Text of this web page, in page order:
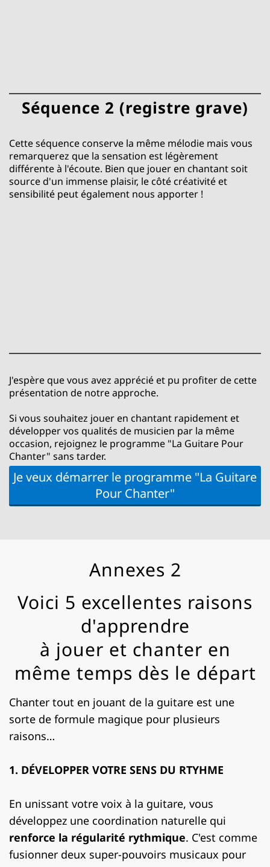
Séquence 2 (registre grave)
Cette séquence conserve la même mélodie mais vous
remarquerez que la sensation est légèrement
différente à l'écoute. Bien que jouer en chantant soit
source d'un immense plaisir, le côté créativité et
sensibilité peut également nous apporter !
J'espère que vous avez apprécié et pu profiter de cette
présentation de notre approche.
Si vous souhaitez jouer en chantant rapidement et
développer vos qualités de musicien par la même
occasion, rejoignez le programme "La Guitare Pour
Chanter" sans tarder.
Je veux démarrer le programme "La Guitare
Pour Chanter"
Annexes 2
Voici 5 excellentes raisons
d'apprendre
à jouer et chanter en
même temps dès le départ
Chanter tout en jouant de la guitare est une
sorte de formule magique pour plusieurs
raisons…
1. DÉVELOPPER VOTRE SENS DU RTYHME
En unissant votre voix à la guitare, vous
développez une coordination naturelle qui
renforce la régularité rythmique. C'est comme
fusionner deux super-pouvoirs musicaux pour